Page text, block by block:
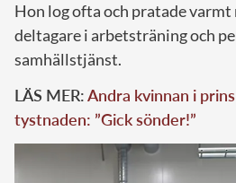
Hon log ofta och pratade varmt
deltagare i arbetsträning och
samhällstjänst.
LÄS MER:Andra kvinnan i
tystnaden: ”Gick sönder!”